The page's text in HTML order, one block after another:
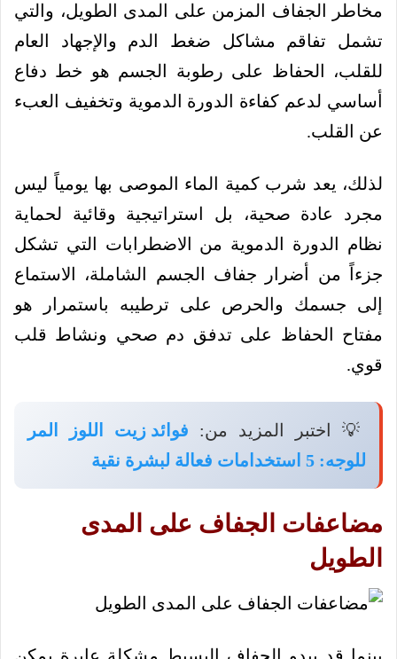
مخاطر الجفاف المزمن على المدى الطويل، والتي
تشمل تفاقم مشاكل ضغط الدم والإجهاد العام
للقلب، الحفاظ على رطوبة الجسم هو خط دفاع
أساسي لدعم كفاءة الدورة الدموية وتخفيف العبء
عن القلب.
لذلك، يعد شرب كمية الماء الموصى بها يومياً ليس
مجرد عادة صحية، بل استراتيجية وقائية لحماية
نظام الدورة الدموية من الاضطرابات التي تشكل
جزءاً من أضرار جفاف الجسم الشاملة، الاستماع
إلى جسمك والحرص على ترطيبه باستمرار هو
مفتاح الحفاظ على تدفق دم صحي ونشاط قلب
قوي.
💡 اختبر المزيد من: فوائد زيت اللوز المر
للوجه: 5 استخدامات فعالة لبشرة نقية
مضاعفات الجفاف على المدى
الطويل